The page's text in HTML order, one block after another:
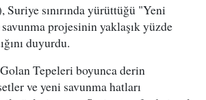
sınırında yürüttüğü "Yeni
projesinin yaklaşık yüzde
duyurdu.
Tepeleri boyunca derin
ve yeni savunma hatları